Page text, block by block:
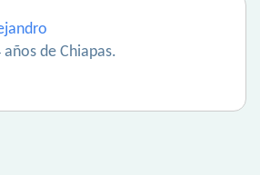
años de Chiapas.